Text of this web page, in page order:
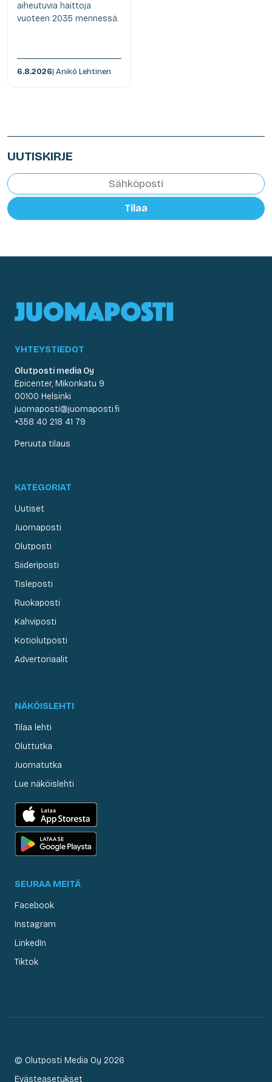
aiheutuvia haittoja
vuoteen 2035 mennessä.
6.8.2026| Anikó Lehtinen
UUTISKIRJE
Tilaa
YHTEYSTIEDOT
Olutposti media Oy
Epicenter, Mikonkatu 9
00100 Helsinki
juomaposti@juomaposti.fi
+358 40 218 41 79
Peruuta tilaus
KATEGORIAT
Uutiset
Juomaposti
Olutposti
Siideriposti
Tisleposti
Ruokaposti
Kahviposti
Kotiolutposti
Advertoriaalit
NÄKÖISLEHTI
Tilaa lehti
Oluttutka
Juomatutka
Lue näköislehti
SEURAA MEITÄ
Facebook
Instagram
LinkedIn
Tiktok
© Olutposti Media Oy 2026
Evästeasetukset